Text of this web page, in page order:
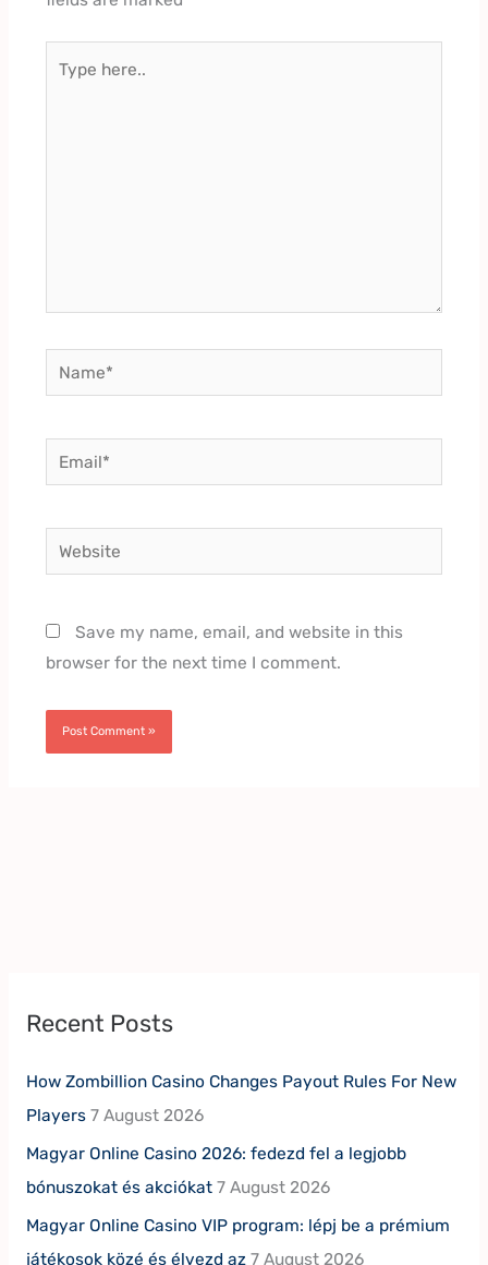
Name*
Email*
Website
Save my name, email, and website in this
browser for the next time I comment.
Recent Posts
How Zombillion Casino Changes Payout Rules For New
Players 7 August 2026
Magyar Online Casino 2026: fedezd fel a legjobb
bónuszokat és akciókat 7 August 2026
Magyar Online Casino VIP program: lépj be a prémium
játékosok közé és élvezd az 7 August 2026